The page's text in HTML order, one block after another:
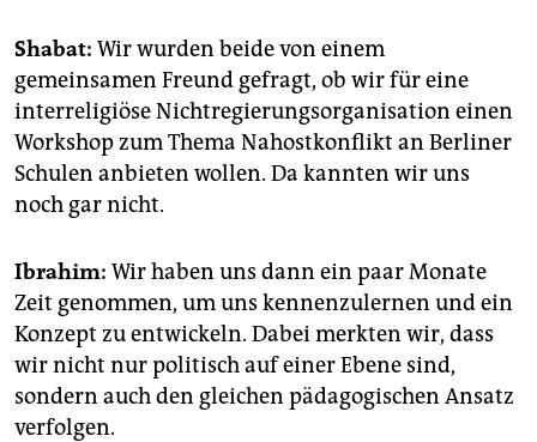
Shabat: Wir wurden beide von einem
gemeinsamen Freund gefragt, ob wir für eine
interreligiöse Nichtregierungsorganisation einen
Workshop zum Thema Nahostkonflikt an Berliner
Schulen anbieten wollen. Da kannten wir uns
noch gar nicht.
Ibrahim: Wir haben uns dann ein paar Monate
Zeit genommen, um uns kennenzulernen und ein
Konzept zu entwickeln. Dabei merkten wir, dass
wir nicht nur politisch auf einer Ebene sind,
sondern auch den gleichen pädagogischen Ansatz
verfolgen.